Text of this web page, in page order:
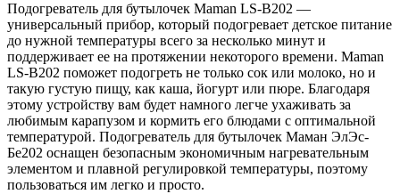
Подогреватель для бутылочек Maman LS-B202 —
универсальный прибор, который подогревает детское питание
до нужной температуры всего за несколько минут и
поддерживает ее на протяжении некоторого времени. Maman
LS-B202 поможет подогреть не только сок или молоко, но и
такую густую пищу, как каша, йогурт или пюре. Благодаря
этому устройству вам будет намного легче ухаживать за
любимым карапузом и кормить его блюдами с оптимальной
температурой. Подогреватель для бутылочек Маман ЭлЭс-
Бе202 оснащен безопасным экономичным нагревательным
элементом и плавной регулировкой температуры, поэтому
пользоваться им легко и просто.